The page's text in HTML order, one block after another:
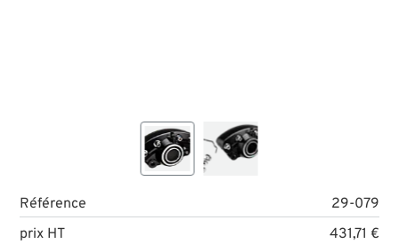
Référence
29-079
prix HT
431,71 €